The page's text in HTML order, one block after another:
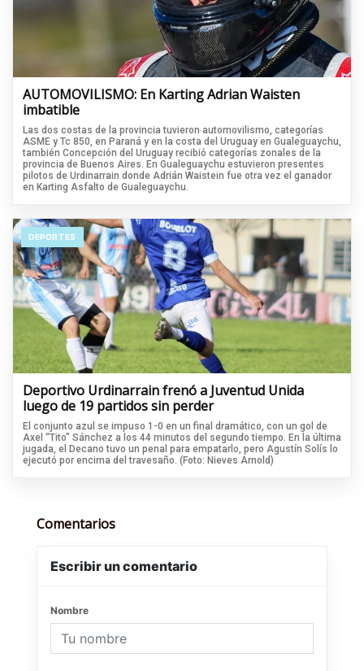
AUTOMOVILISMO: En Karting Adrian Waisten
imbatible
Las dos costas de la provincia tuvieron automovilismo, categorías
ASME y Tc 850, en Paraná y en la costa del Uruguay en Gualeguaychu,
también Concepción del Uruguay recibió categorías zonales de la
provincia de Buenos Aires. En Gualeguaychu estuvieron presentes
pilotos de Urdinarrain donde Adrián Waistein fue otra vez el ganador
en Karting Asfalto de Gualeguaychu.
DEPORTES
Deportivo Urdinarrain frenó a Juventud Unida
luego de 19 partidos sin perder
El conjunto azul se impuso 1-0 en un final dramático, con un gol de
Axel “Tito” Sánchez a los 44 minutos del segundo tiempo. En la última
jugada, el Decano tuvo un penal para empatarlo, pero Agustín Solís lo
ejecutó por encima del travesaño. (Foto: Nieves Arnold)
Comentarios
Escribir un comentario
Nombre